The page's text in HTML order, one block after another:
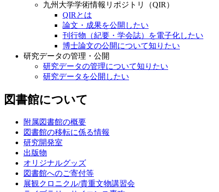
九州大学学術情報リポジトリ（QIR）
QIRとは
論文・成果を公開したい
刊行物（紀要・学会誌）を電子化したい
博士論文の公開について知りたい
研究データの管理・公開
研究データの管理について知りたい
研究データを公開したい
図書館について
附属図書館の概要
図書館の移転に係る情報
研究開発室
出版物
オリジナルグッズ
図書館へのご寄付等
展観クロニクル/貴重文物講習会